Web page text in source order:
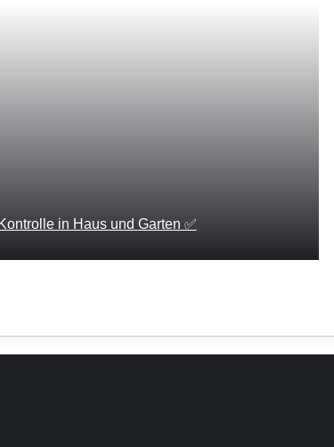
in Haus und Garten ✅